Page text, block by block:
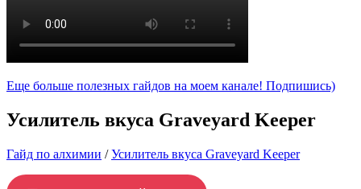
Еще больше полезных гайдов на моем канале! Подпишись)
Усилитель вкуса Graveyard Keeper
Гайд по алхимии /Усилитель вкуса Graveyard Keeper